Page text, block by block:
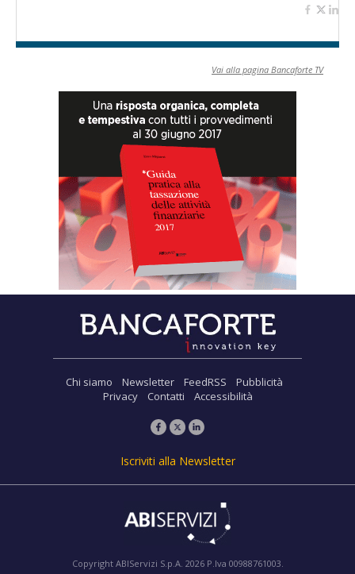
Vai alla pagina Bancaforte TV
Chi siamo Newsletter FeedRSS
Pubblicità
Privacy
Contatti Accessibilità
Iscriviti alla Newsletter
Copyright ABIServizi S.p.A. 2026 P.Iva 00988761003.